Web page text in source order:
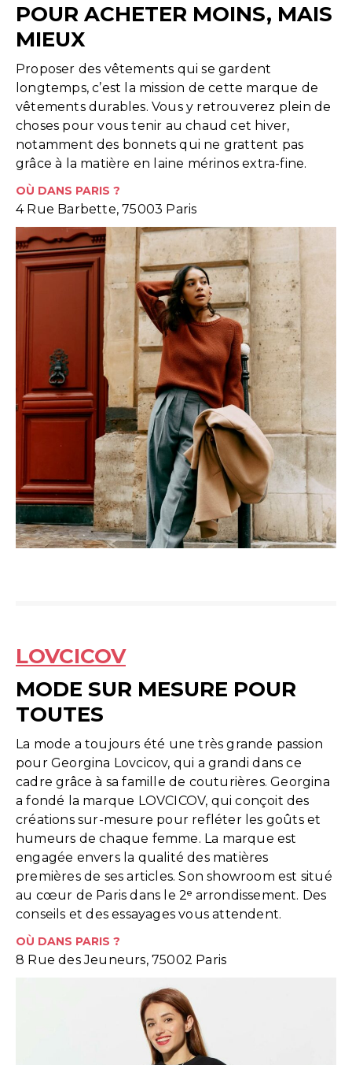
POUR ACHETER MOINS, MAIS
MIEUX
Proposer des vêtements qui se gardent
longtemps, c’est la mission de cette marque de
vêtements durables. Vous y retrouverez plein de
choses pour vous tenir au chaud cet hiver,
notamment des bonnets qui ne grattent pas
grâce à la matière en laine mérinos extra-fine.
OÙ DANS PARIS ?
4 Rue Barbette, 75003 Paris
LOVCICOV
MODE SUR MESURE POUR
TOUTES
La mode a toujours été une très grande passion
pour Georgina Lovcicov, qui a grandi dans ce
cadre grâce à sa famille de couturières. Georgina
a fondé la marque LOVCICOV, qui conçoit des
créations sur-mesure pour refléter les goûts et
humeurs de chaque femme. La marque est
engagée envers la qualité des matières
premières de ses articles. Son showroom est situé
au cœur de Paris dans le 2ᵉ arrondissement. Des
conseils et des essayages vous attendent.
OÙ DANS PARIS ?
8 Rue des Jeuneurs, 75002 Paris